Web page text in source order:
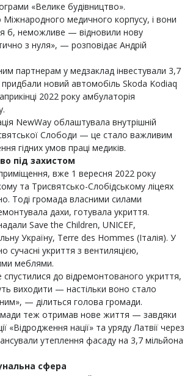
«Велике будівництво».
медичного корпусу, і вони
б, неможливе — відновили нову
з нуля», — розповідає Андрій
партнерам у медзаклад інвестували 3,7
придбали новий автомобіль Skoda Kodiaq
2022 року амбулаторія
NewWay облаштувала внутрішній
Слободи — це стало важливим
гідних умов праці медиків.
під захистом
вже 1 вересня 2022 року
та Трисвятсько-Слобідському ліцеях
Тоді громада власними силами
дахи, готувала укриття.
Save the Children, UNICEF,
Україну, Terre des Hommes (Італія). У
сучасні укриття з вентиляцією,
меблями.
спустилися до відремонтованого укриття,
виходити — настільки воно стало
— ділиться голова громади.
теж отримав нове життя — завдяки
«Відродження нації» та уряду Латвії через
утеплення фасаду на 3,7 мільйона
сфера